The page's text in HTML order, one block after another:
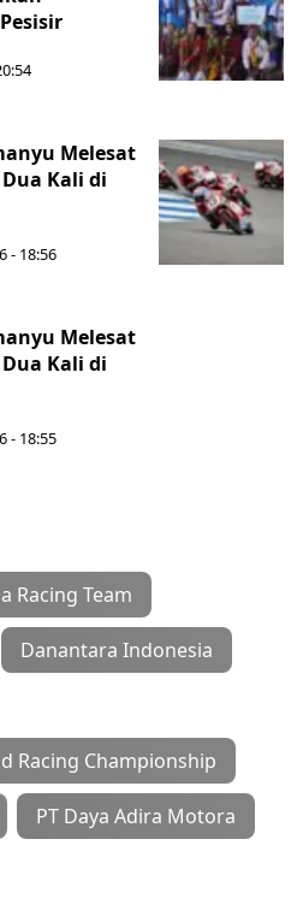
Melesat
Kali di
- 18:56
Melesat
Kali di
- 18:55
Racing Team
Danantara Indonesia
Racing Championship
PT Daya Adira Motora